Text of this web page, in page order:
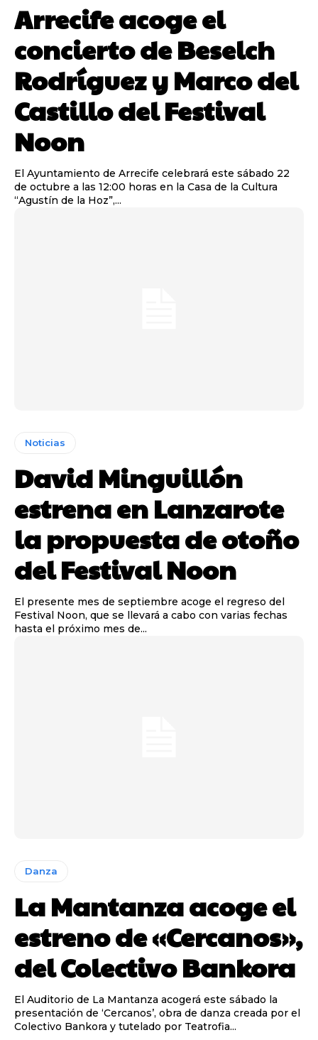
Arrecife acoge el
concierto de Beselch
Rodríguez y Marco del
Castillo del Festival
Noon
El Ayuntamiento de Arrecife celebrará este sábado 22
de octubre a las 12:00 horas en la Casa de la Cultura
“Agustín de la Hoz”,...
Noticias
David Minguillón
estrena en Lanzarote
la propuesta de otoño
del Festival Noon
El presente mes de septiembre acoge el regreso del
Festival Noon, que se llevará a cabo con varias fechas
hasta el próximo mes de...
Danza
La Mantanza acoge el
estreno de «Cercanos»,
del Colectivo Bankora
El Auditorio de La Mantanza acogerá este sábado la
presentación de ‘Cercanos’, obra de danza creada por el
Colectivo Bankora y tutelado por Teatrofia...